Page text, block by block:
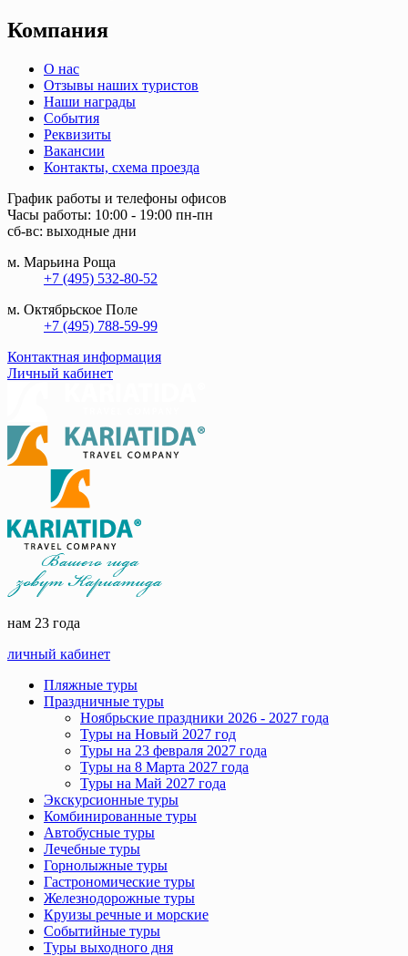
Компания
О нас
Отзывы наших туристов
Наши награды
События
Реквизиты
Вакансии
Контакты, схема проезда
График работы и телефоны офисов
Часы работы: 10:00 - 19:00 пн-пн
сб-вс: выходные дни
м. Марьина Роща
+7 (495) 532-80-52
м. Октябрьское Поле
+7 (495) 788-59-99
Контактная информация
Личный кабинет
нам 23 года
личный кабинет
Пляжные туры
Праздничные туры
Ноябрьские праздники 2026 - 2027 года
Туры на Новый 2027 год
Туры на 23 февраля 2027 года
Туры на 8 Марта 2027 года
Туры на Май 2027 года
Экскурсионные туры
Комбинированные туры
Автобусные туры
Лечебные туры
Горнолыжные туры
Гастрономические туры
Железнодорожные туры
Круизы речные и морские
Событийные туры
Туры выходного дня